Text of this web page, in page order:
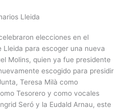
Lleida
elecciones en el
Lleida para escoger una nueva
Molins, quien ya fue presidente
escogido para presidir
Teresa Milà como
Tesorero y como vocales
Seró y la Eudald Arnau, este